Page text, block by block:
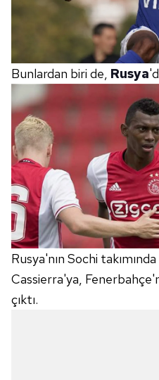
tıklayınız.
Bunlardan biri de, Rusya
Rusya'nın Sochi
Cassierra'ya,
çıktı.